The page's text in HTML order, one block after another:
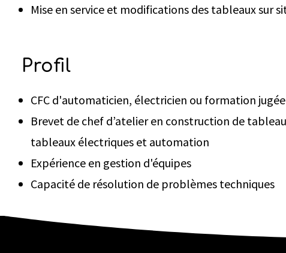
Mise en service et modifications des tableaux sur
Profil
CFC d'automaticien, électricien ou formation
Brevet de chef d’atelier en construction de
tableaux électriques et automation
Expérience en gestion d'équipes
Capacité de résolution de problèmes techniques